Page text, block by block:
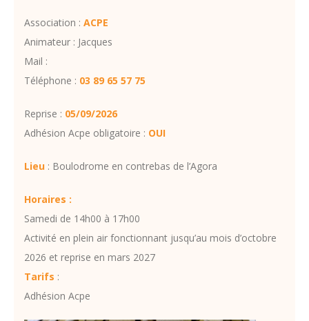
Association : ACPE
Animateur : Jacques
Mail :
Téléphone : 03 89 65 57 75
Reprise : 05/09/2026
Adhésion Acpe obligatoire : OUI
Lieu : Boulodrome en contrebas de l’Agora
Horaires :
Samedi de 14h00 à 17h00
Activité en plein air fonctionnant jusqu’au mois d’octobre
2026 et reprise en mars 2027
Tarifs :
Adhésion Acpe